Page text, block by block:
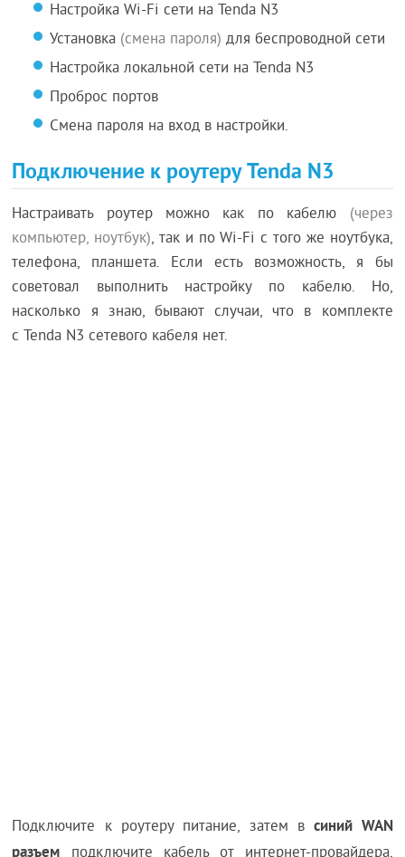
Настройка Wi-Fi сети на Tenda N3
Установка (смена пароля) для беспроводной сети
Настройка локальной сети на Tenda N3
Проброс портов
Смена пароля на вход в настройки.
Подключение к роутеру Tenda N3
Настраивать роутер можно как по кабелю (через
компьютер, ноутбук), так и по Wi-Fi с того же ноутбука,
телефона, планшета. Если есть возможность, я бы
советовал выполнить настройку по кабелю. Но,
насколько я знаю, бывают случаи, что в комплекте
с Tenda N3 сетевого кабеля нет.
Подключите к роутеру питание, затем всиний WAN
разъем